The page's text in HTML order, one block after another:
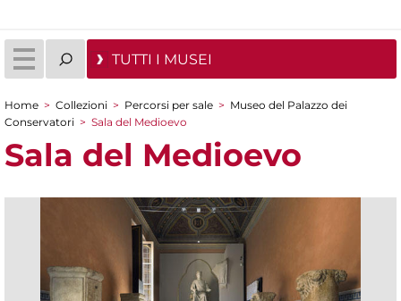
TUTTI I MUSEI
Tu sei qui
Home > Collezioni > Percorsi per sale > Museo del Palazzo dei
Conservatori > Sala del Medioevo
Sala del Medioevo